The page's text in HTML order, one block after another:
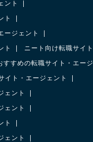
ント
ト
ージェント
ト ニート向け転職サイ
すすめの転職サイト・エー
イト・エージェント
ェント
ェント
ト
ェント